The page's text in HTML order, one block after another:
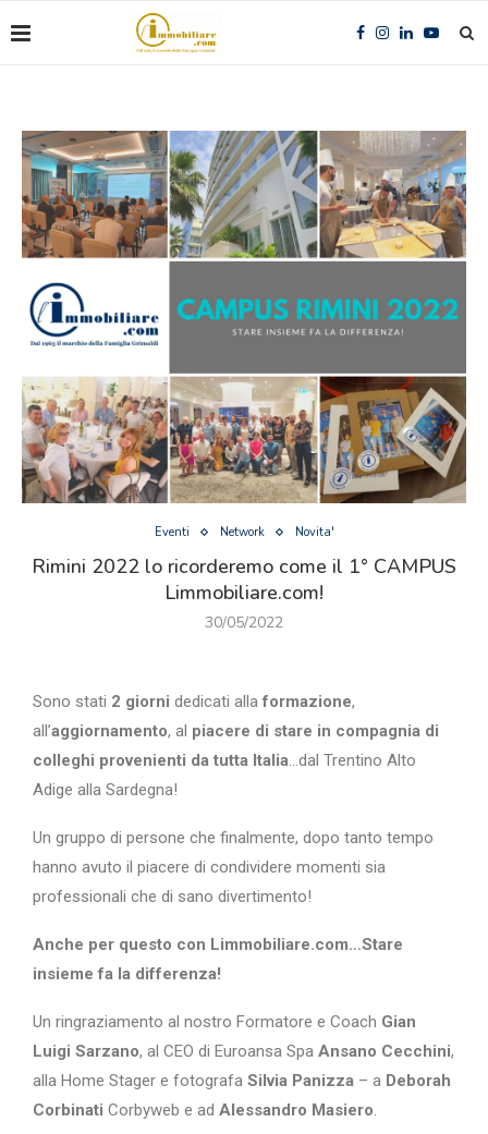
Eventi Network Novita'
Rimini 2022 lo ricorderemo come il 1° CAMPUS
Limmobiliare.com!
30/05/2022
Sono stati 2 giorni dedicati allaformazione,
all’aggiornamento, al piacere di stare in compagnia di
colleghi provenienti da tutta Italia…dal Trentino Alto
Adige alla Sardegna!
Un gruppo di persone che finalmente, dopo tanto tempo
hanno avuto il piacere di condividere momenti sia
professionali che di sano divertimento!
Anche per questo con Limmobiliare.com…Stare
insieme fa la differenza!
Un ringraziamento al nostro Formatore e Coach Gian
Luigi Sarzano, al CEO di Euroansa Spa Ansano Cecchini,
alla Home Stager e fotografa Silvia Panizza – a Deborah
Corbinati Corbyweb e ad Alessandro Masiero.